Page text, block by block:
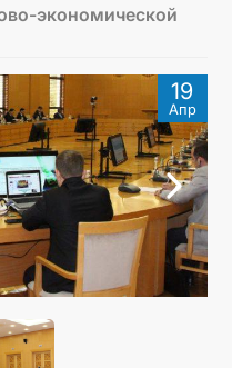
УСЛУГИ
ДАННЫЕ
экономической
19
Апр